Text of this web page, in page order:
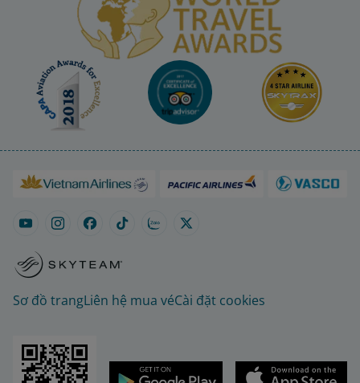
Sơ đồ trangLiên hệ mua véCài đặt cookies